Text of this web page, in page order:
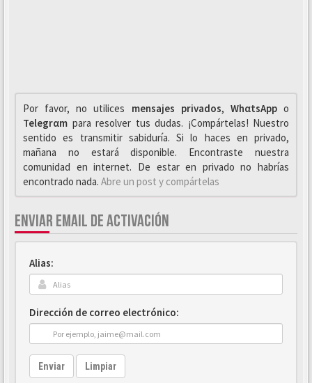
Por favor, no utilices mensajes privados, WhαtsAppo
Telegrαm para resolver tus dudas. ¡Compártelas! Nuestro
sentido es transmitir sabiduría. Si lo haces en privado,
mañana no estará disponible. Encontraste nuestra
comunidad en internet. De estar en privado no habrías
encontrado nada. Abre un post y compártelas
ENVIAR EMAIL DE ACTIVACIÓN
Alias:
Dirección de correo electrónico:
Enviar Limpiar